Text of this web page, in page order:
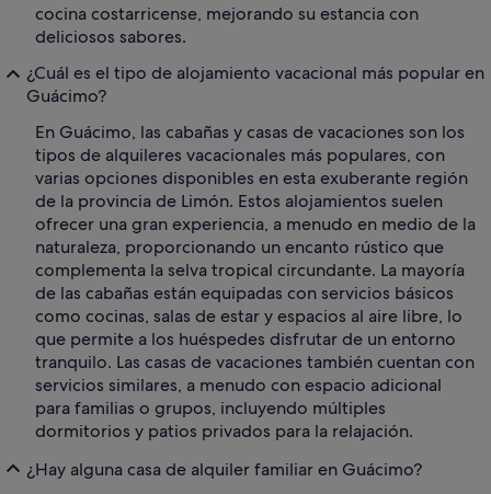
cocina costarricense, mejorando su estancia con
deliciosos sabores.
¿Cuál es el tipo de alojamiento vacacional más popular en
Guácimo?
En Guácimo, las cabañas y casas de vacaciones son los
tipos de alquileres vacacionales más populares, con
varias opciones disponibles en esta exuberante región
de la provincia de Limón. Estos alojamientos suelen
ofrecer una gran experiencia, a menudo en medio de la
naturaleza, proporcionando un encanto rústico que
complementa la selva tropical circundante. La mayoría
de las cabañas están equipadas con servicios básicos
como cocinas, salas de estar y espacios al aire libre, lo
que permite a los huéspedes disfrutar de un entorno
tranquilo. Las casas de vacaciones también cuentan con
servicios similares, a menudo con espacio adicional
para familias o grupos, incluyendo múltiples
dormitorios y patios privados para la relajación.
¿Hay alguna casa de alquiler familiar en Guácimo?